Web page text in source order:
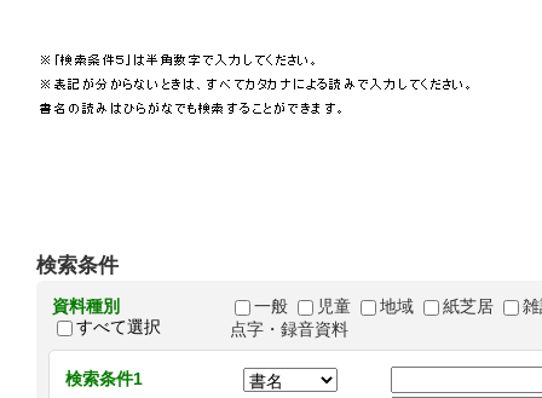
検索条件
資料種別
すべて選択
一般 児童 地域 紙芝居
点字・録音資料
検索条件1